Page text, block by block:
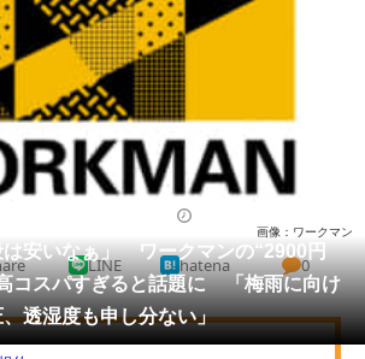
ニュース
クイズ
地域
教育・育児
リサーチ
合ページ
は安いなぁ」 ワークマンの“2900円
コスパすぎると話題に 「梅雨に向け
透湿度も申し分ない」
画像：ワークマン
LINE hatena 0